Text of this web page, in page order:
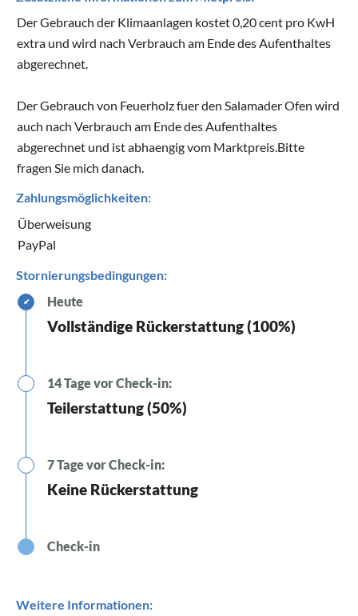
Der Gebrauch der Klimaanlagen kostet 0,20 cent pro KwH
extra und wird nach Verbrauch am Ende des Aufenthaltes
abgerechnet.
Der Gebrauch von Feuerholz fuer den Salamader Ofen wird
auch nach Verbrauch am Ende des Aufenthaltes
abgerechnet und ist abhaengig vom Marktpreis.Bitte
fragen Sie mich danach.
Zahlungsmöglichkeiten:
Überweisung
PayPal
Stornierungsbedingungen:
✔ Heute
Vollständige Rückerstattung (100%)
14 Tage vor Check-in:
Teilerstattung (50%)
7 Tage vor Check-in:
Keine Rückerstattung
Check-in
Weitere Informationen: